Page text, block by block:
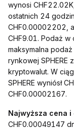
wynosi
ostatnich 24
CHF0.00002202,
CHF9.01. Podaż w
maksymalna
rynkowej SPHERE
kryptowalut. W
SPHERE wyniósł
CHF0.00002167.
Najwyższa cena i
CHF0.00049147